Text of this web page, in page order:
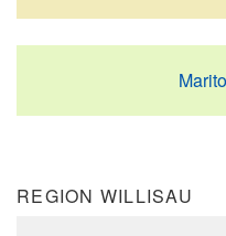
REGION WILLISAU